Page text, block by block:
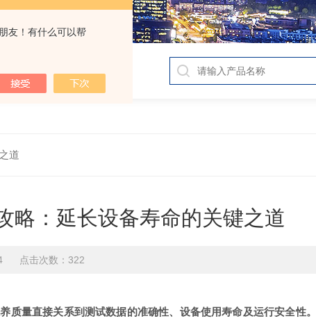
友！有什么可以帮
道
略：延长设备寿命的关键之道
点击次数：322
量直接关系到测试数据的准确性、设备使用寿命及运行安全性。